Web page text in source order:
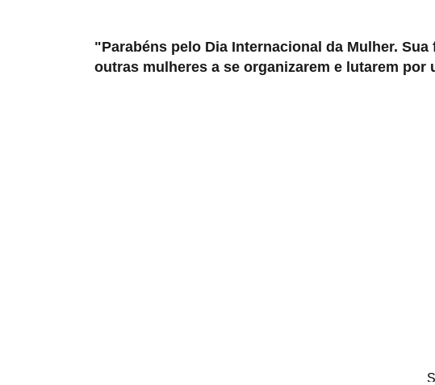
"Parabéns pelo Dia Internacional da Mulher.
outras mulheres a se organizarem e lutarem